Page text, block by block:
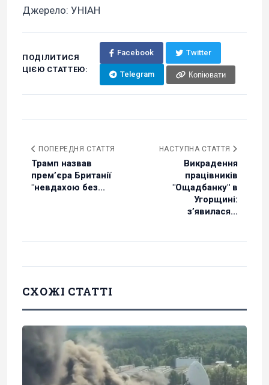
Джерело: УНІАН
ПОДІЛИТИСЯ
ЦІЄЮ СТАТТЕЮ:
Facebook Twitter
Telegram Копіювати
ПОПЕРЕДНЯ СТАТТЯ
Трамп назвав
премʼєра Британії
"невдахою без...
НАСТУПНА СТАТТЯ
Викрадення
працівників
"Ощадбанку" в
Угорщині:
зʼявилася...
СХОЖІ СТАТТІ